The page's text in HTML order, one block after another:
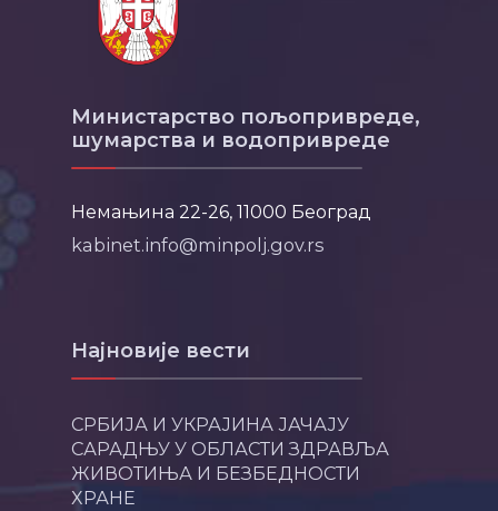
Министарство пољопривреде,
шумарства и водопривреде
Немањина 22-26, 11000 Београд
kabinet.info@minpolj.gov.rs
Најновије вести
СРБИЈА И УКРАЈИНА ЈАЧАЈУ
САРАДЊУ У ОБЛАСТИ ЗДРАВЉА
ЖИВОТИЊА И БЕЗБЕДНОСТИ
ХРАНЕ